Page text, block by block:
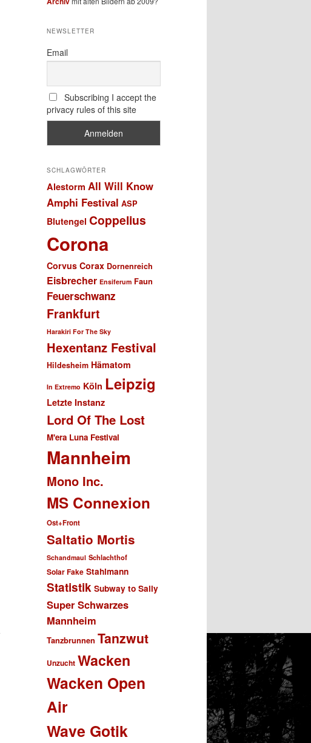
NEWSLETTER
Email
Subscribing I accept the
privacy rules of this site
SCHLAGWÖRTER
Alestorm All Will Know
Amphi Festival ASP
Blutengel Coppelius
Corona
Corvus Corax Dornenreich
Eisbrecher Ensiferum Faun
Feuerschwanz
Frankfurt
Harakiri For The Sky
Hexentanz Festival
Hildesheim Hämatom
In Extremo Köln Leipzig
Letzte Instanz
Lord Of The Lost
M'era Luna Festival
Mannheim
Mono Inc.
MS Connexion
Ost+Front
Saltatio Mortis
Schandmaul Schlachthof
Solar Fake Stahlmann
Statistik Subway to Sally
Super Schwarzes
Mannheim
Tanzbrunnen Tanzwut
Unzucht Wacken
Wacken Open
Air
Wave Gotik